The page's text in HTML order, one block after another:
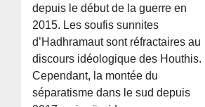
depuis le début de la guerre en
2015. Les soufis sunnites
d’Hadhramaut sont réfractaires au
discours idéologique des Houthis.
Cependant, la montée du
séparatisme dans le sud depuis